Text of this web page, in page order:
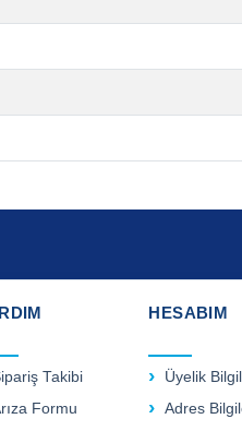
Takibi
Formu
HESABIM
Üyelik
Adres